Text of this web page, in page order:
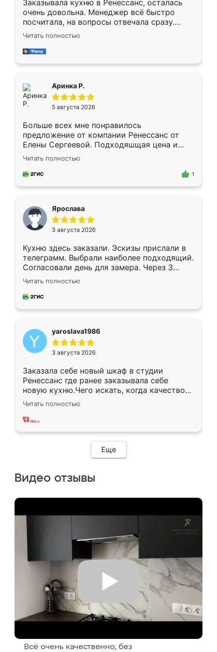
Заказывала кухню в Ренессанс, осталась
очень довольна. Менеджер всё быстро
посчитала, на вопросы отвечала сразу.
Замерщик приехал в субботу, подошёл к
делу со всей ответственностью. Собрали
за день, ребята работали аккуратно, даже
Читать полностью
Аринка Р.
5 августа 2026
Больше всех мне понравилось
предложение от компании Ренессанс от
Елены Сергеевой. Подходяшщая цена и
короткие сроки изготовления. Приехавший
для замера сотрудник Владислав
предложил по моему эскизу самый
Читать полностью
1
Ярослава
3 августа 2026
Кухню здесь заказали. Эскизы прислали в
телеграмм. Выбрали наиболее подходящий.
Согласовали день для замера. Через 3
недели кухня была уже готова. Остались
довольны работой. Спасибо Ренессанс
мебель за качественную работу!
Читать полностью
yaroslava1986
3 августа 2026
Заказала себе новый шкаф в студии
Ренессанс где ранее заказывала себе
новую кухню.Чего искать, когда качеством
вполне довольна. Служит кухня уже почти
два года, нареканий нет.
Читать полностью
Еще
Видео отзывы
Всё очень качественно, без